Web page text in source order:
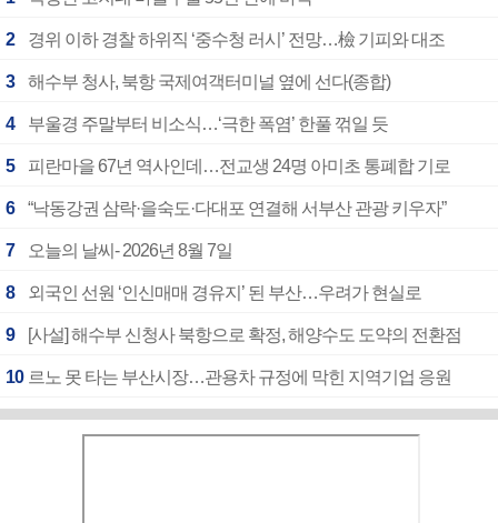
2 경위 이하 경찰 하위직 ‘중수청 러시’ 전망…檢 기피와 대조
3 해수부 청사, 북항 국제여객터미널 옆에 선다(종합)
4 부울경 주말부터 비소식…‘극한 폭염’ 한풀 꺾일 듯
5 피란마을 67년 역사인데…전교생 24명 아미초 통폐합 기로
6 “낙동강권 삼락·을숙도·다대포 연결해 서부산 관광 키우자”
7 오늘의 날씨- 2026년 8월 7일
8 외국인 선원 ‘인신매매 경유지’ 된 부산…우려가 현실로
9 [사설] 해수부 신청사 북항으로 확정, 해양수도 도약의 전환점
10 르노 못 타는 부산시장…관용차 규정에 막힌 지역기업 응원